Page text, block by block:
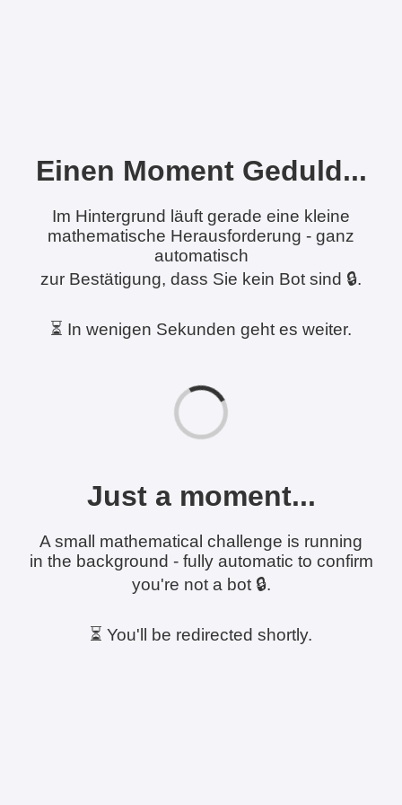
Einen Moment Geduld...
Im Hintergrund läuft gerade eine kleine
mathematische Herausforderung - ganz
automatisch
zur Bestätigung, dass Sie kein Bot sind 🔒.
⏳ In wenigen Sekunden geht es weiter.
Just a moment...
A small mathematical challenge is running
in the background - fully automatic to confirm
you're not a bot 🔒.
⏳ You'll be redirected shortly.